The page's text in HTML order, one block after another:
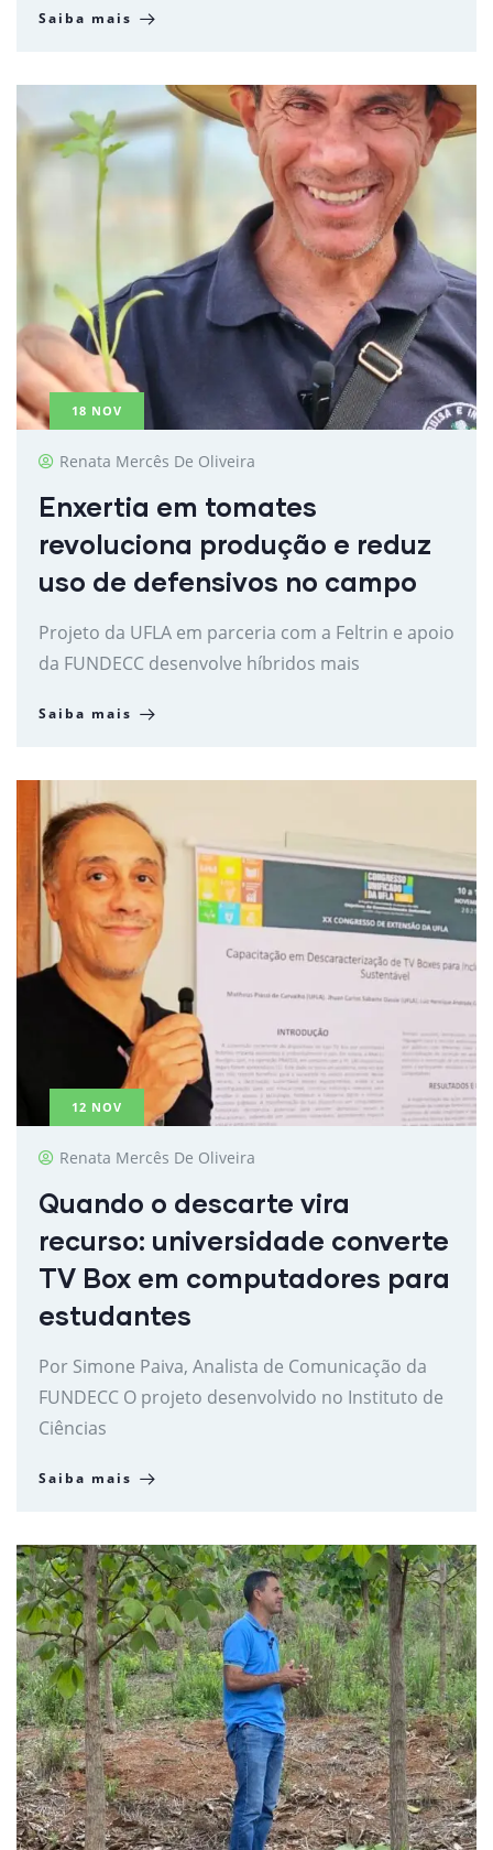
Saiba mais
18 NOV
Renata Mercês De Oliveira
Enxertia em tomates
revoluciona produção e reduz
uso de defensivos no campo
Projeto da UFLA em parceria com a Feltrin e apoio
da FUNDECC desenvolve híbridos mais
Saiba mais
12 NOV
Renata Mercês De Oliveira
Quando o descarte vira
recurso: universidade converte
TV Box em computadores para
estudantes
Por Simone Paiva, Analista de Comunicação da
FUNDECC O projeto desenvolvido no Instituto de
Ciências
Saiba mais